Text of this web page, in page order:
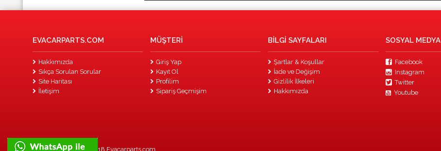
EVACARPARTS.COM
Hakkımızda
Sıkça Sorulan Sorular
Site Haritası
İletişim
MÜŞTERI
Giriş Yap
Kayıt Ol
Profilim
Sipariş Geçmişim
BILGI SAYFALARI
Şartlar & Koşullar
İade ve Değişim
Gizlilik İlkeleri
Hakkımızda
SOSYAL MEDYA
Facebook
Instagram
Twitter
Youtube
Tüm Hakları Saklıdır © 2018 Evacarparts.com